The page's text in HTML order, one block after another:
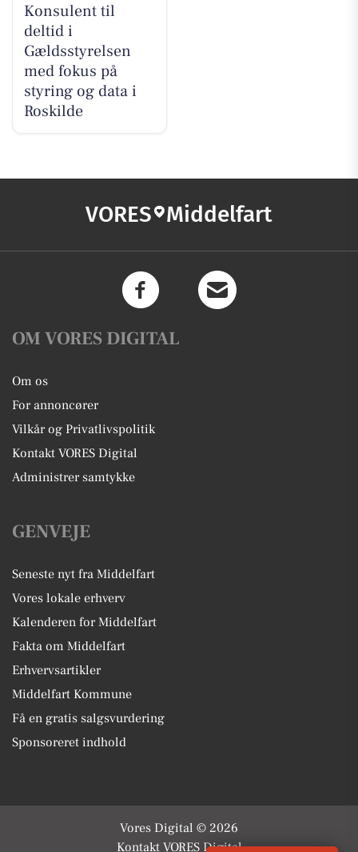
Konsulent til
deltid i
Gældsstyrelsen
med fokus på
styring og data i
Roskilde
VORES Middelfart
OM VORES DIGITAL
Om os
For annoncører
Vilkår og Privatlivspolitik
Kontakt VORES Digital
Administrer samtykke
GENVEJE
Seneste nyt fra Middelfart
Vores lokale erhverv
Kalenderen for Middelfart
Fakta om Middelfart
Erhvervsartikler
Middelfart Kommune
Få en gratis salgsvurdering
Sponsoreret indhold
Vores Digital © 2026
Kontakt VORES Digital